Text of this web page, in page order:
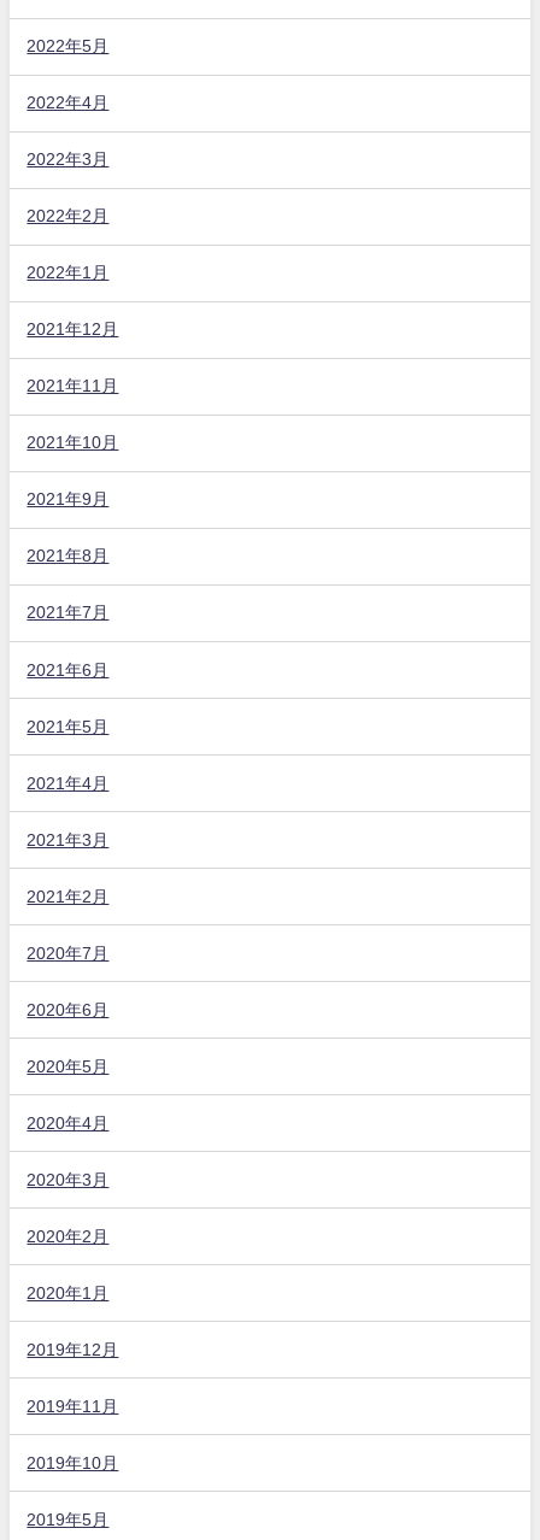
2022年5月
2022年4月
2022年3月
2022年2月
2022年1月
2021年12月
2021年11月
2021年10月
2021年9月
2021年8月
2021年7月
2021年6月
2021年5月
2021年4月
2021年3月
2021年2月
2020年7月
2020年6月
2020年5月
2020年4月
2020年3月
2020年2月
2020年1月
2019年12月
2019年11月
2019年10月
2019年5月